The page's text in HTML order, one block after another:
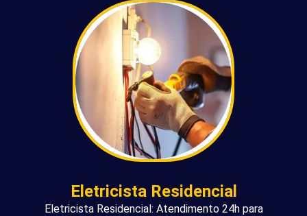
Eletricista Residencial
Eletricista Residencial: Atendimento 24h para